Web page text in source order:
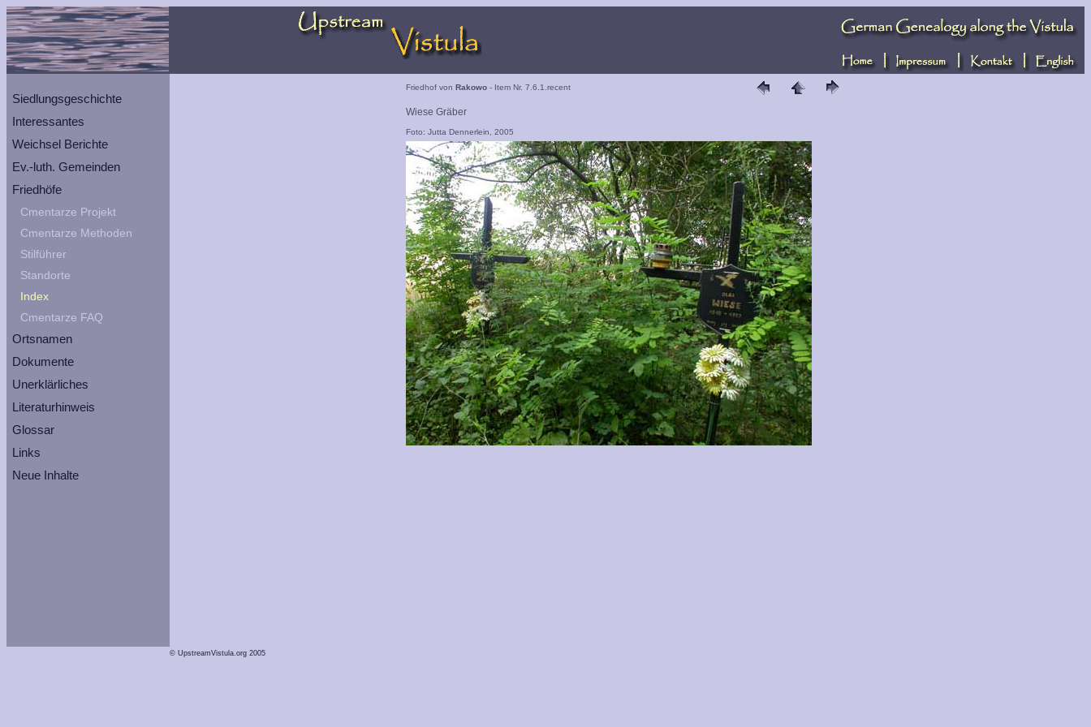
Siedlungsgeschichte
Interessantes
Weichsel Berichte
Ev.-luth. Gemeinden
Friedhöfe
Cmentarze Projekt
Cmentarze Methoden
Stilführer
Standorte
Index
Cmentarze FAQ
Ortsnamen
Dokumente
Unerklärliches
Literaturhinweis
Glossar
Links
Neue Inhalte
Friedhof von Rakowo- Item Nr. 7.6.1.recent
Wiese Gräber
Foto: Jutta Dennerlein, 2005
© UpstreamVistula.org 2005